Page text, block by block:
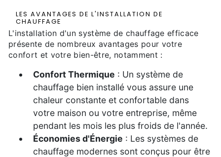
LES AVANTAGES DE L'INSTALLATION DE
CHAUFFAGE
L'installation d'un système de chauffage efficace
présente de nombreux avantages pour votre
confort et votre bien-être, notamment :
Confort Thermique : Un système de
chauffage bien installé vous assure une
chaleur constante et confortable dans
votre maison ou votre entreprise, même
pendant les mois les plus froids de l'année.
Économies d'Énergie : Les systèmes de
chauffage modernes sont conçus pour être